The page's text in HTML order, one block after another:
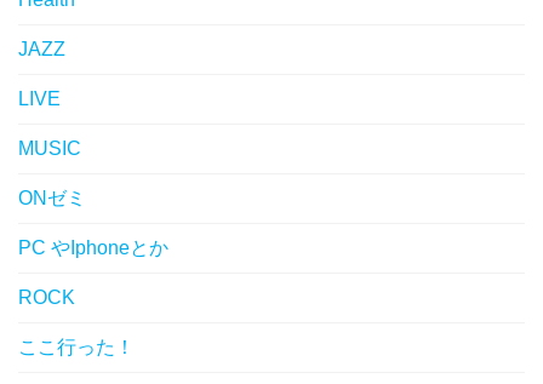
JAZZ
LIVE
MUSIC
ONゼミ
PC やIphoneとか
ROCK
ここ行った！